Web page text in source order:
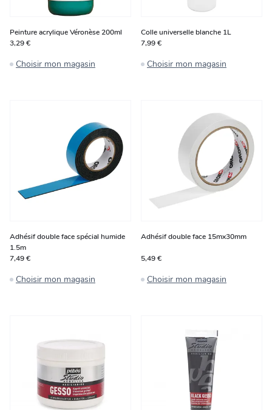
Peinture acrylique Véronèse 200ml
3,29 €
Choisir mon magasin
Colle universelle blanche 1L
7,99 €
Choisir mon magasin
Adhésif double face spécial humide
1.5m
7,49 €
Choisir mon magasin
Adhésif double face 15mx30mm
5,49 €
Choisir mon magasin